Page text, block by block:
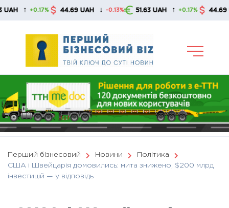
Skip
↑ +0.17% 44.69 UAH ↓ -0.13% 51.63 UAH ↑ +0.17% 44.69 UAH
Перший бізнесовий Новини
Політика
США і Швейцарія домовились: мита знижено, $200 млрд
інвестицій — у відповідь